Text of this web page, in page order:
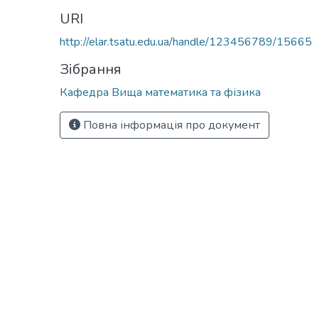
URI
http://elar.tsatu.edu.ua/handle/123456789/15665
Зібрання
Кафедра Вища математика та фізика
Повна інформація про документ